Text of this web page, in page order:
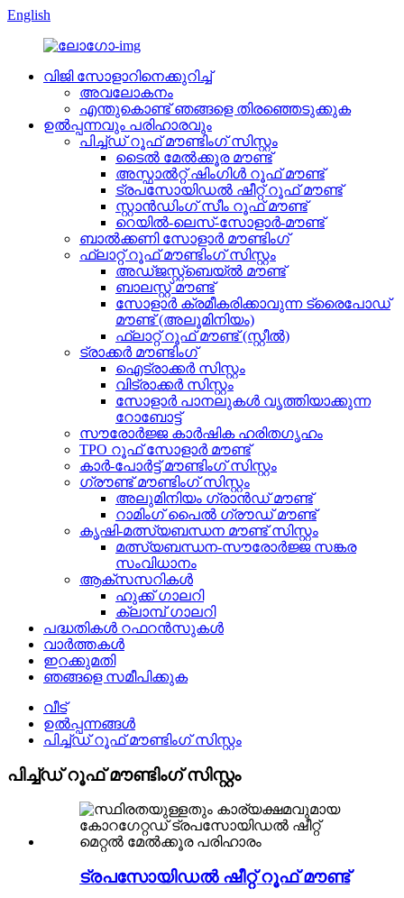
English
വിജി സോളാറിനെക്കുറിച്ച്
അവലോകനം
എന്തുകൊണ്ട് ഞങ്ങളെ തിരഞ്ഞെടുക്കുക
ഉൽപ്പന്നവും പരിഹാരവും
പിച്ച്ഡ് റൂഫ് മൗണ്ടിംഗ് സിസ്റ്റം
ടൈൽ മേൽക്കൂര മൗണ്ട്
അസ്ഫാൽറ്റ് ഷിംഗിൾ റൂഫ് മൗണ്ട്
ട്രപസോയിഡൽ ഷീറ്റ് റൂഫ് മൗണ്ട്
സ്റ്റാൻഡിംഗ് സീം റൂഫ് മൗണ്ട്
റെയിൽ-ലെസ്-സോളാർ-മൗണ്ട്
ബാൽക്കണി സോളാർ മൗണ്ടിംഗ്
ഫ്ലാറ്റ് റൂഫ് മൗണ്ടിംഗ് സിസ്റ്റം
അഡ്ജസ്റ്റ്ബെയ്ൽ മൗണ്ട്
ബാലസ്റ്റ് മൗണ്ട്
സോളാർ ക്രമീകരിക്കാവുന്ന ട്രൈപോഡ്
മൗണ്ട് (അലൂമിനിയം)
ഫ്ലാറ്റ് റൂഫ് മൗണ്ട് (സ്റ്റീൽ)
ട്രാക്കർ മൗണ്ടിംഗ്
ഐട്രാക്കർ സിസ്റ്റം
വിട്രാക്കർ സിസ്റ്റം
സോളാർ പാനലുകൾ വൃത്തിയാക്കുന്ന
റോബോട്ട്
സൗരോർജ്ജ കാർഷിക ഹരിതഗൃഹം
TPO റൂഫ് സോളാർ മൗണ്ട്
കാർ-പോർട്ട് മൗണ്ടിംഗ് സിസ്റ്റം
ഗ്രൗണ്ട് മൗണ്ടിംഗ് സിസ്റ്റം
അലുമിനിയം ഗ്രാൻഡ് മൗണ്ട്
റാമിംഗ് പൈൽ ഗ്രൗഡ് മൗണ്ട്
കൃഷി-മത്സ്യബന്ധന മൗണ്ട് സിസ്റ്റം
മത്സ്യബന്ധന-സൗരോർജ്ജ സങ്കര
സംവിധാനം
ആക്‌സസറികൾ
ഹുക്ക് ഗാലറി
ക്ലാമ്പ് ഗാലറി
പദ്ധതികൾ റഫറൻസുകൾ
വാർത്തകൾ
ഇറക്കുമതി
ഞങ്ങളെ സമീപിക്കുക
വീട്
ഉൽപ്പന്നങ്ങൾ
പിച്ച്ഡ് റൂഫ് മൗണ്ടിംഗ് സിസ്റ്റം
പിച്ച്ഡ് റൂഫ് മൗണ്ടിംഗ് സിസ്റ്റം
ട്രപസോയിഡൽ ഷീറ്റ് റൂഫ് മൗണ്ട്